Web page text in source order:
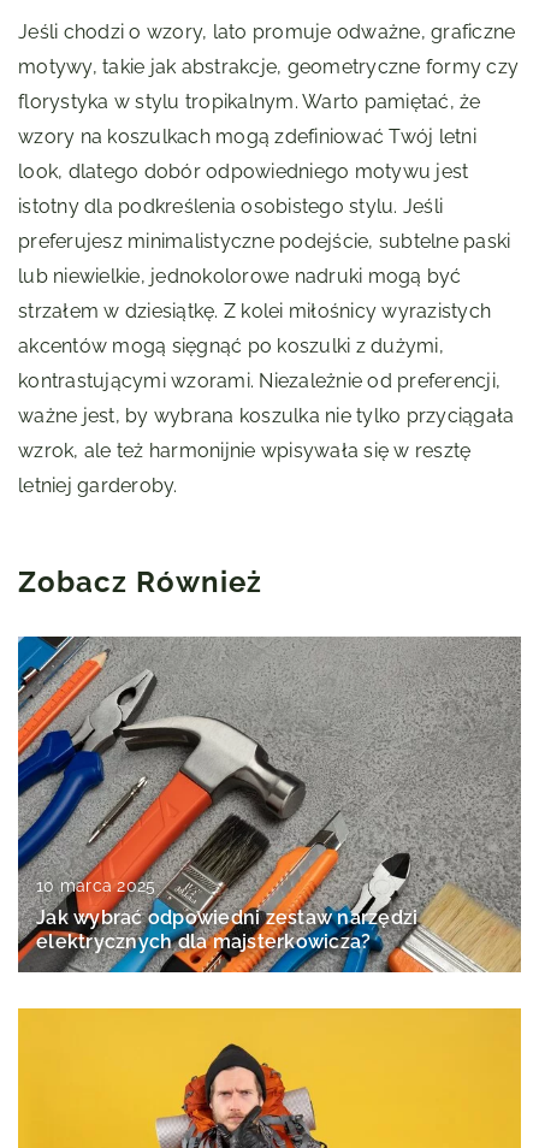
Jeśli chodzi o wzory, lato promuje odważne, graficzne
motywy, takie jak abstrakcje, geometryczne formy czy
florystyka w stylu tropikalnym. Warto pamiętać, że
wzory na koszulkach mogą zdefiniować Twój letni
look, dlatego dobór odpowiedniego motywu jest
istotny dla podkreślenia osobistego stylu. Jeśli
preferujesz minimalistyczne podejście, subtelne paski
lub niewielkie, jednokolorowe nadruki mogą być
strzałem w dziesiątkę. Z kolei miłośnicy wyrazistych
akcentów mogą sięgnąć po koszulki z dużymi,
kontrastującymi wzorami. Niezależnie od preferencji,
ważne jest, by wybrana koszulka nie tylko przyciągała
wzrok, ale też harmonijnie wpisywała się w resztę
letniej garderoby.
Zobacz Również
10 marca 2025
Jak wybrać odpowiedni zestaw narzędzi
elektrycznych dla majsterkowicza?